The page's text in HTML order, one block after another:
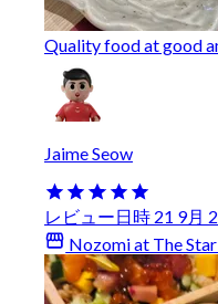
Quality food at good
Jaime Seow
レビュー日時 21 9月
Nozomi at The